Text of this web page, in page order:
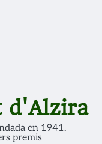
d'Alzira
en 1941.
premis